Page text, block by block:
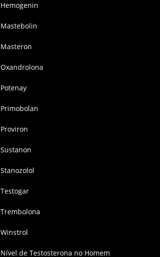
Hemogenin
Mastebolin
Masteron
Oxandrolona
Potenay
Primobolan
Proviron
Sustanon
Stanozolol
Testogar
Trembolona
Winstrol
Nível de Testosterona no Homem